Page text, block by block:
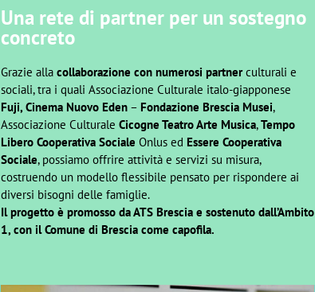
Una rete di partner per un sostegno
concreto
Grazie alla collaborazione con numerosi partnerculturali e
sociali, tra i quali Associazione Culturale italo-giapponese
Fuji, Cinema Nuovo Eden– Fondazione Brescia Musei,
Associazione Culturale Cicogne Teatro Arte Musica,Tempo
Libero Cooperativa Sociale Onlus ed Essere Cooperativa
Sociale, possiamo offrire attività e servizi su misura,
costruendo un modello flessibile pensato per rispondere ai
diversi bisogni delle famiglie.
Il progetto è promosso da ATS Brescia e sostenuto dall’Ambito
1, con il Comune di Brescia come capofila.